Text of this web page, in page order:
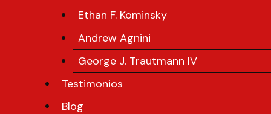
Ethan F. Kominsky
Andrew Agnini
George J. Trautmann IV
Testimonios
Blog